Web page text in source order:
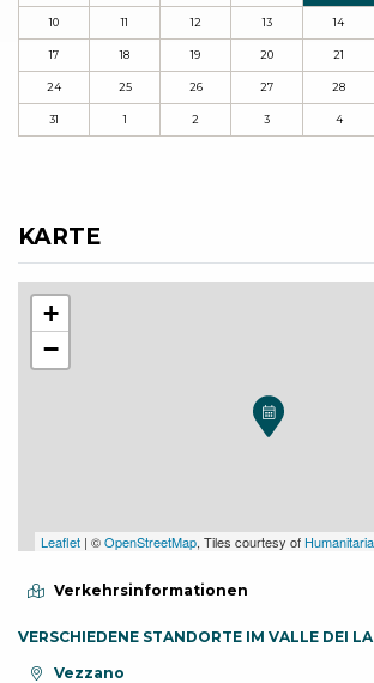
10 11 12 13 14
17 18 19 20 21
24 25 26 27 28
31 1 2 3 4
KARTE
+
−
Leaflet | ©OpenStreetMap, Tiles courtesy of
Verkehrsinformationen
VERSCHIEDENE STANDORTE IM VALLE DEI
aria.location:
Vezzano